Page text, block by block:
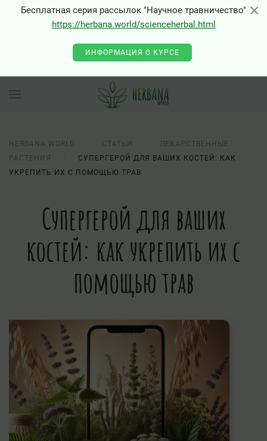
×
Бесплатная серия рассылок "Научное травничество"
https://herbana.world/scienceherbal.html
ИНФОРМАЦИЯ О КУРСЕ
HERBANA.WORLD СТАТЬИ
ЛЕКАРСТВЕННЫЕ
РАСТЕНИЯ
СУПЕРГЕРОЙ ДЛЯ ВАШИХ КОСТЕЙ: КАК
УКРЕПИТЬ ИХ С ПОМОЩЬЮ ТРАВ
Супергерой для ваших
костей: как укрепить их с
помощью трав
×